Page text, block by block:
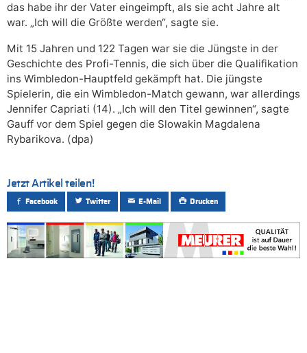
das habe ihr der Vater eingeimpft, als sie acht Jahre alt
war. „Ich will die Größte werden“, sagte sie.
Mit 15 Jahren und 122 Tagen war sie die Jüngste in der
Geschichte des Profi-Tennis, die sich über die Qualifikation
ins Wimbledon-Hauptfeld gekämpft hat. Die jüngste
Spielerin, die ein Wimbledon-Match gewann, war allerdings
Jennifer Capriati (14). „Ich will den Titel gewinnen“, sagte
Gauff vor dem Spiel gegen die Slowakin Magdalena
Rybarikova. (dpa)
Jetzt Artikel teilen!
Facebook Twitter E-Mail Drucken